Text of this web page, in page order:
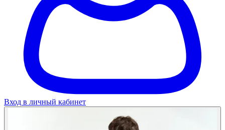
Вход в личный кабинет